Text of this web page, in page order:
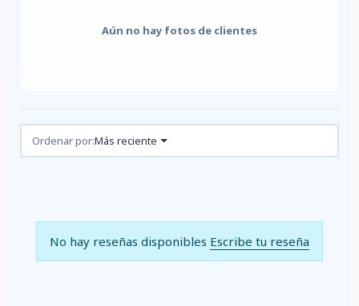
Aún no hay fotos de clientes
Reseñas (0)
Ordenar por:Más reciente
No hay reseñas disponibles Escribe tu reseña